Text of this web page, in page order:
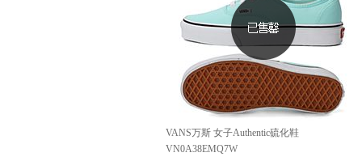
VANS万斯 女子Authentic硫化鞋
VN0A38EMQ7W